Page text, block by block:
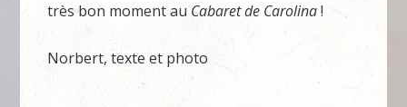
très bon moment au Cabaret de Carolina!
Norbert, texte et photo